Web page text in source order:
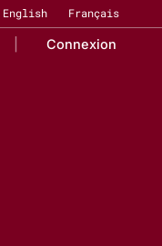
English Français
Connexion